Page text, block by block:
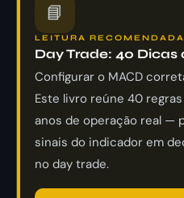
📘
LEITURA RECOMENDADA
Day Trade: 40 Dicas
Configurar o MACD
Este livro reúne 40
anos de operação real —
sinais do indicador em
no day trade.